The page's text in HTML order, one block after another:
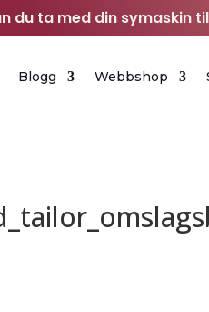
du ta med din symaskin
Blogg Webbshop